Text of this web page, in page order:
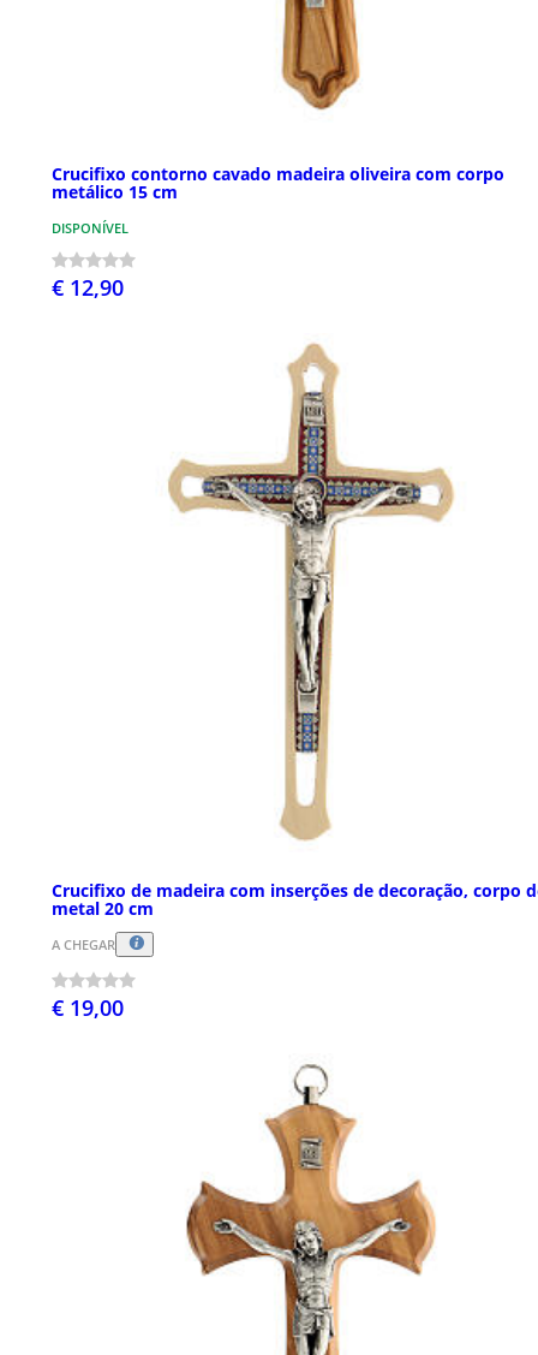
Crucifixo contorno cavado madeira oliveira com corpo
metálico 15 cm
DISPONÍVEL
€ 12,90
Crucifixo de madeira com inserções de decoração, corpo
metal 20 cm
A CHEGAR
€ 19,00